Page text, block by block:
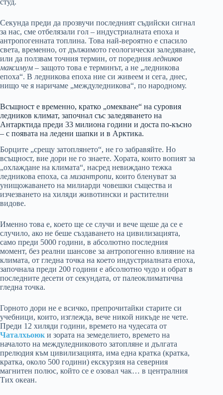
Секунда преди да прозвучи последният съдийски сигнал
за нас, сме отбелязали гол – индустриалната епоха и
антропогенната топлина. Това най-вероятно е спасило
света, временно, от дължимото геологически заледяване,
или да ползвам точния термин, от поредния ледников
максимум – защото това е терминът, а не „ледникова
епоха“. В ледникова епоха ние си живеем и сега, днес,
нищо че я наричаме „междуледникова“, по народному.
Всъщност е временно, кратко „омекване“ на суровия
ледников климат, започнал със заледяването на
Антарктида преди 33 милиона години и доста по-късно
– с появата на ледени шапки и в Арктика.
Борците „срещу затоплянето“, не го забравяйте. Но
всъщност, вие дори не го знаете. Хората, които вопият за
„охлаждане на климата“, насред невиждано тежка
ледникова епоха, самизантропи, които бленуват за
унищожаването на милиарди човешки същества и
изчезването на хиляди животински и растителни
видове.
Именно това е, което ще се случи и вече щеше да се е
случило, ако не беше създаването на цивилизацията,
само преди 5000 години, в абсолютно последния
момент, без реални шансове за антропогенно влияние на
климата, от гледна точка на което индустриалната епоха,
започнала преди 200 години е абсолютно чудо и обрат в
последните десети от секундата, от палеоклиматична
гледна точка.
Горното дори не е всичко, препрочитайки старите си
учебници, които, изглежда, вече никой никъде не чете.
Преди 12 хиляди години, времето на чудесата от
Чаталхьоюк и зората на земеделието, времето на
началото на междуледниковото затопляне и дългата
прелюдия към цивилизацията, има една кратка (кратка,
кратка, около 500 години) екскурзия на северния
магнитен полюс, който се е озовал чак… в централния
Тих океан.